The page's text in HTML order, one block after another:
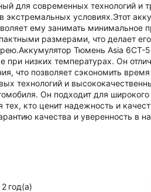
для современных технологий и
экстремальных условиях.Этот
ему занимать минимальное
размерами, что делает
Тюмень Asia 6СТ-
при низких температурах. Он
что позволяет сэкономить
технологий и
Он подходит для
кто ценит надежность и
качества и уверенность в
2 год(а)